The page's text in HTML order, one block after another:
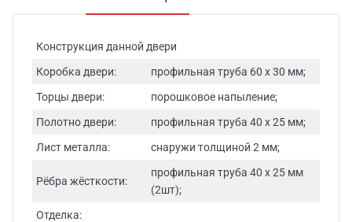
Конструкция данной двери
Коробка двери:
профильная труба 60 х 30 мм;
Торцы двери:
порошковое напыление;
Полотно двери:
профильная труба 40 х 25 мм;
Лист металла:
снаружи толщиной 2 мм;
Рёбра жёсткости:
профильная труба 40 х 25 мм
(2шт);
Отделка: